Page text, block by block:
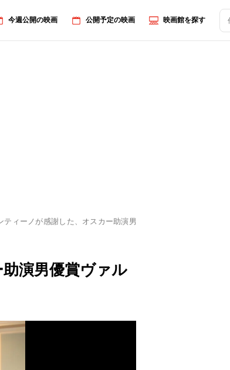
今週公開の映画 公開予定の映画 映画館を探す
ティーノが感謝した、オスカー助演男優賞ヴァルツの言葉とは？
演男優賞ヴァル